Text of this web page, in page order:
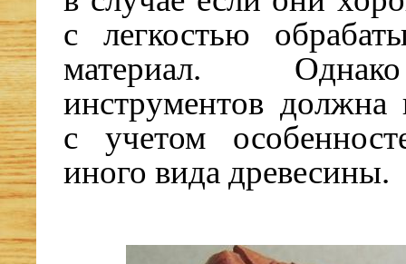
с легкостью
материал.
инструментов должна
с учетом
иного вида древесины.